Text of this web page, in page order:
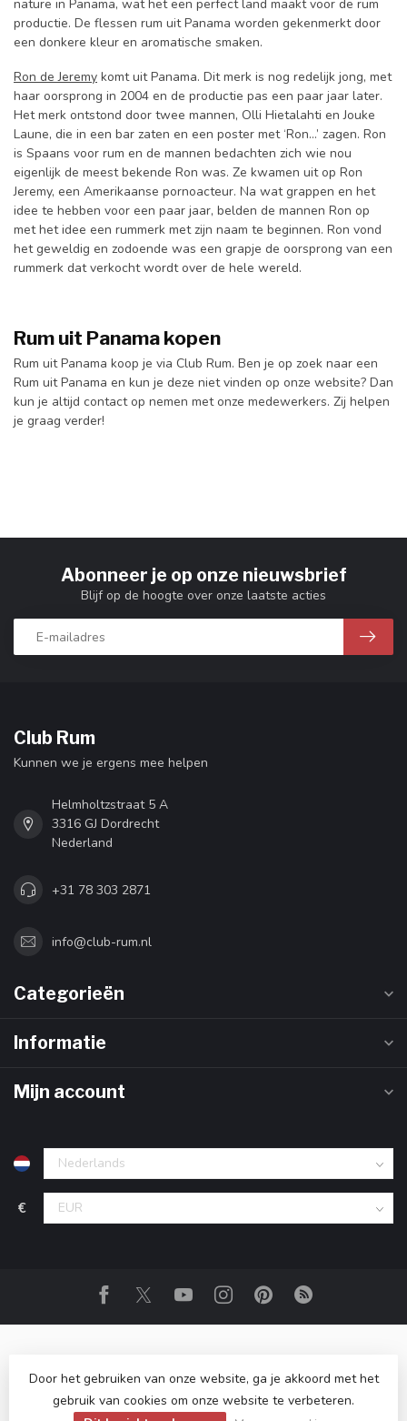
nature in Panama, wat het een perfect land maakt voor de rum
productie. De flessen rum uit Panama worden gekenmerkt door
een donkere kleur en aromatische smaken.
Ron de Jeremy komt uit Panama. Dit merk is nog redelijk jong, met
haar oorsprong in 2004 en de productie pas een paar jaar later.
Het merk ontstond door twee mannen, Olli Hietalahti en Jouke
Laune, die in een bar zaten en een poster met ‘Ron…’ zagen. Ron
is Spaans voor rum en de mannen bedachten zich wie nou
eigenlijk de meest bekende Ron was. Ze kwamen uit op Ron
Jeremy, een Amerikaanse pornoacteur. Na wat grappen en het
idee te hebben voor een paar jaar, belden de mannen Ron op
met het idee een rummerk met zijn naam te beginnen. Ron vond
het geweldig en zodoende was een grapje de oorsprong van een
rummerk dat verkocht wordt over de hele wereld.
Rum uit Panama kopen
Rum uit Panama koop je via Club Rum. Ben je op zoek naar een
Rum uit Panama en kun je deze niet vinden op onze website? Dan
kun je altijd contact op nemen met onze medewerkers. Zij helpen
je graag verder!
Abonneer je op onze nieuwsbrief
Blijf op de hoogte over onze laatste acties
Club Rum
Kunnen we je ergens mee helpen
Helmholtzstraat 5 A
3316 GJ Dordrecht
Nederland
+31 78 303 2871
info@club-rum.nl
Categorieën
Informatie
Mijn account
€
© Copyright 2026 Club Rum- Powered byLightspeed-
Door het gebruiken van onze website, ga je akkoord met het
gebruik van cookies om onze website te verbeteren.